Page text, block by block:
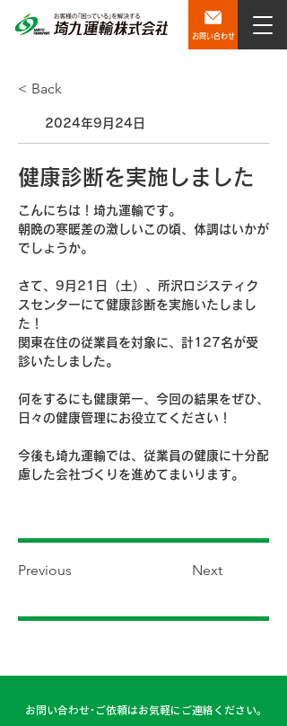
お問い合わせ
< Back
2024年9月24日
健康診断を実施しました
こんにちは！埼九運輸です。
朝晩の寒暖差の激しいこの頃、体調はいかが
でしょうか。
さて、9月21日（土）、所沢ロジスティク
スセンターにて健康診断を実施いたしまし
た！
関東在住の従業員を対象に、計127名が受
診いたしました。
何をするにも健康第一、今回の結果をぜひ、
日々の健康管理にお役立てください！
今後も埼九運輸では、従業員の健康に十分配
慮した会社づくりを進めてまいります。
Previous Next
お問い合わせ･ご依頼はお気軽にご連絡ください。